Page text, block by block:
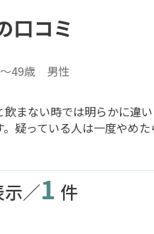
口コミ
49歳 男性
飲まない時では明らかに違
疑っている人は一度やめ
／1 件